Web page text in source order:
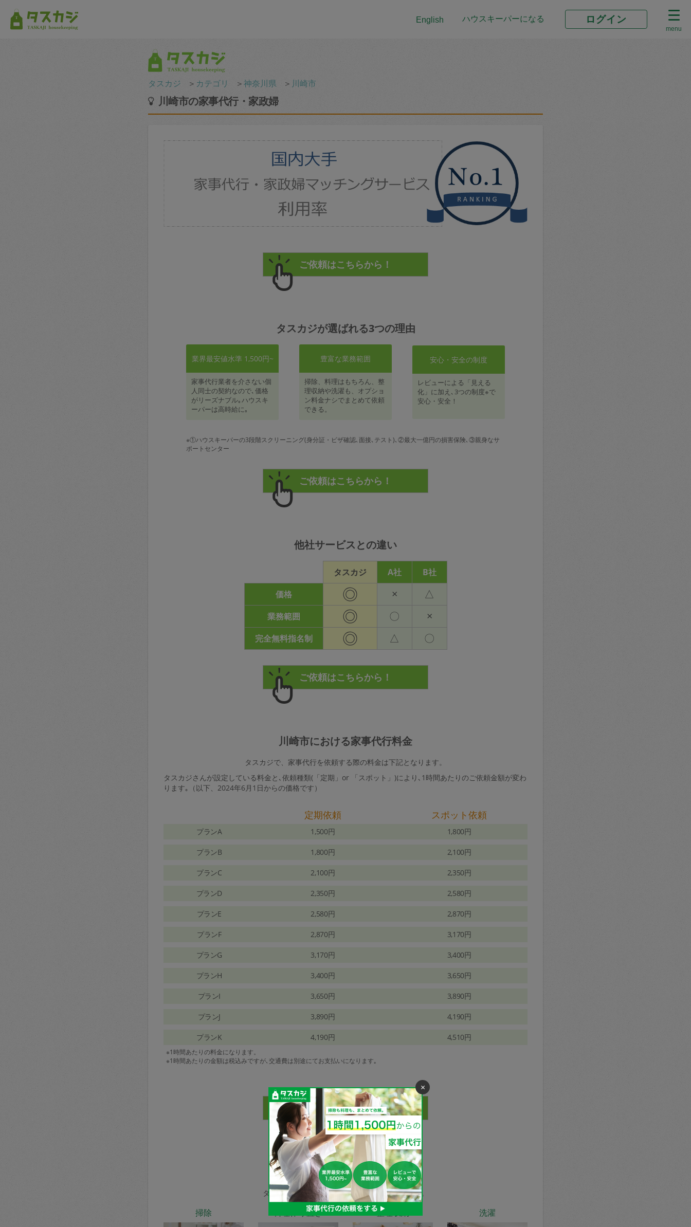
English ハウスキーパーになる ログイン
menu
タスカジ ＞ カテゴリ ＞神奈川県 ＞ 川崎市
川崎市の家事代行・家政婦
タスカジが選ばれる3つの理由
業界最安値水準 1,500円~
家事代行業者を介さない個
人同士の契約なので､価格
がリーズナブル｡ハウスキ
ーパーは高時給に｡
豊富な業務範囲
掃除、料理はもちろん、整
理収納や洗濯も、オプショ
ン料金ナシでまとめて依頼
できる。
安心・安全の制度
レビューによる「見える
化」に加え､3つの制度※で
安心・安全！
※①ハウスキーパーの3段階スクリーニング(身分証・ビザ確認､面接､テスト)､②最大一億円の損害保険､③親身なサ
ポートセンター
他社サービスとの違い
タスカジ A社
B社
価格
◎ × △
業務範囲 ◎ 〇 ×
完全無料指名制 ◎ △ 〇
川崎市における家事代行料金
タスカジで、家事代行を依頼する際の料金は下記となります。
タスカジさんが設定している料金と､依頼種類(「定期」or 「スポット」)により､1時間あたりのご依頼金額が変わ
ります｡（以下、2024年6月1日からの価格です）
定期依頼 スポット依頼
プランA 1,500円 1,800円
プランB 1,800円 2,100円
プランC 2,100円 2,350円
プランD 2,350円 2,580円
プランE 2,580円 2,870円
プランF 2,870円 3,170円
プランG 3,170円 3,400円
プランH 3,400円 3,650円
プランI 3,650円 3,890円
プランJ 3,890円 4,190円
プランK 4,190円 4,510円
※1時間あたりの料金になります。
※1時間あたりの金額は税込みですが､交通費は別途にてお支払いになります｡
家事代行サービスの種類
タスカジで依頼できるサービスは下記となります。
掃除 料理作り置き 整理収納 洗濯
×